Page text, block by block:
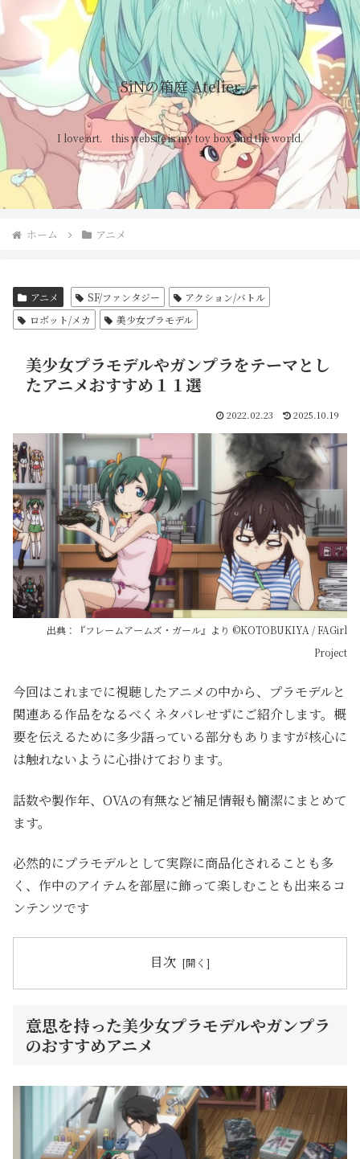
SiNの箱庭 Atelier
I love art. this website is my toy box and the world.
ホーム アニメ
アニメ SF/ファンタジー
アクション/バトル
ロボット/メカ
美少女プラモデル
美少女プラモデルやガンプラをテーマとし
たアニメおすすめ１１選
2022.02.23 2025.10.19
出典：『フレームアームズ・ガール』より ©KOTOBUKIYA / FAGirl
Project
今回はこれまでに視聴したアニメの中から、プラモデルと
関連ある作品をなるべくネタバレせずにご紹介します。概
要を伝えるために多少語っている部分もありますが核心に
は触れないように心掛けております。
話数や製作年、OVAの有無など補足情報も簡潔にまとめて
ます。
必然的にプラモデルとして実際に商品化されることも多
く、作中のアイテムを部屋に飾って楽しむことも出来るコ
ンテンツです
目次
意思を持った美少女プラモデルやガンプラ
のおすすめアニメ